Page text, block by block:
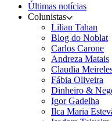
Últimas notícias
Colunistas
Lilian Tahan
Blog do Noblat
Carlos Carone
Andreza Matais
Claudia
Fábia Oliveira
Dinheiro &
Igor Gadelha
Ilca Maria